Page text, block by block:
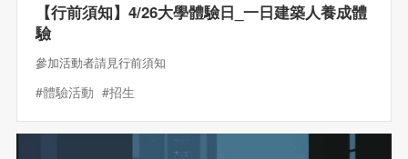
【行前須知】4/26大學體驗日_一日建築人養成體
驗
參加活動者請見行前須知
#體驗活動 #招生